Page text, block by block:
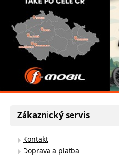
Zákaznický servis
Kontakt
Doprava a platba